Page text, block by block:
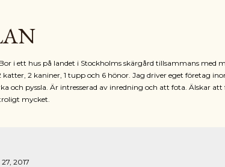
i ett hus på landet i Stockholms skärgård tillsammans med
katter, 2 kaniner, 1 tupp och 6 hönor. Jag driver eget företag
och pyssla. Är intresserad av inredning och att fota. Älskar
mycket.
2017